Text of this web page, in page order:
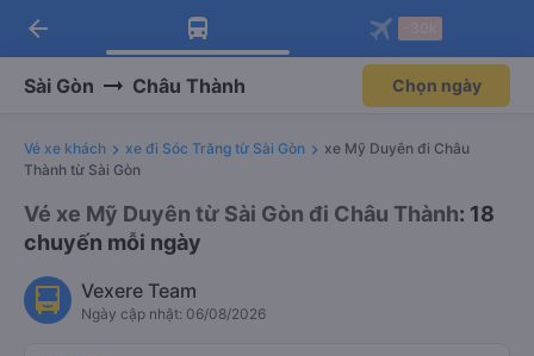
Tải app Vexere ngay!
Nhận ưu đãi thành viên độc
Mở app
Tải app Vexere
-30k/ghế khi đặt vé máy bay qua
Mở app
arrow_back
Sài Gòn Châu Thành Chọn ngày
Vé xe khách xe đi Sóc Trăng từ Sài Gòn
xe Mỹ Duyên đi Châu
Thành từ Sài Gòn
Vé xe Mỹ Duyên từ Sài Gòn đi Châu Thành: 18
chuyến mỗi ngày
Vexere Team
Ngày cập nhật: 06/08/2026